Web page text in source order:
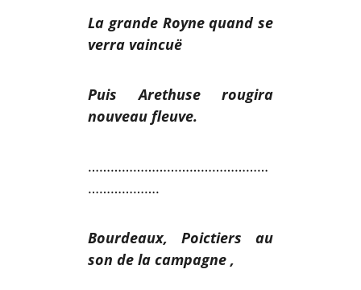
La grande Royne quand se
verra vaincuë
Puis Arethuse rougira
nouveau fleuve.
…………………………………………
……………….
Bourdeaux, Poictiers au
son de la campagne ,